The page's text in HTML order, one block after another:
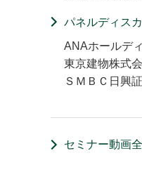
パネルディス
ANAホールデ
東京建物株
ＳＭＢＣ日興
セミナー動画